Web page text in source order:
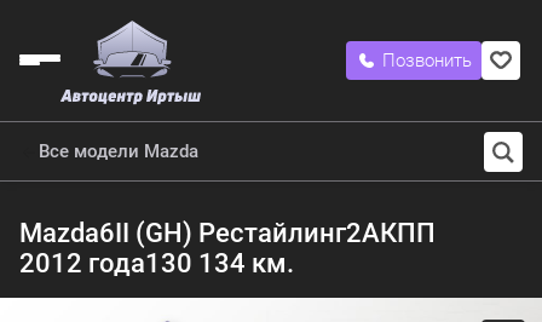
Позвонить
Все модели Mazda
Mazda6II (GH) Рестайлинг2АКПП
2012 года130 134 км.